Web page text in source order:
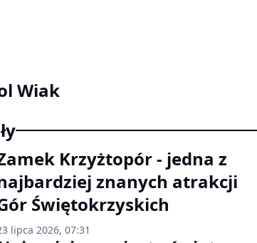
Wiak
Krzyżtopór - jedna z
znanych atrakcji
Świętokrzyskich
lipca 2026, 07:31